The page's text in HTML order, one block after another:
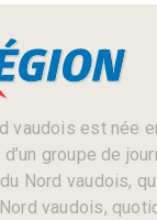
vaudois est née
groupe de
Nord vaudois,
vaudois,